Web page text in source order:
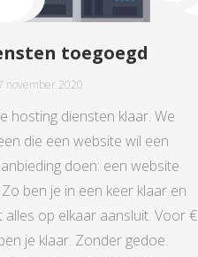
toegoegd
november 2020
hosting diensten klaar. We
die een website wil een
doen: een website
ben je in een keer klaar en
op elkaar aansluit. Voor €
je klaar. Zonder gedoe.